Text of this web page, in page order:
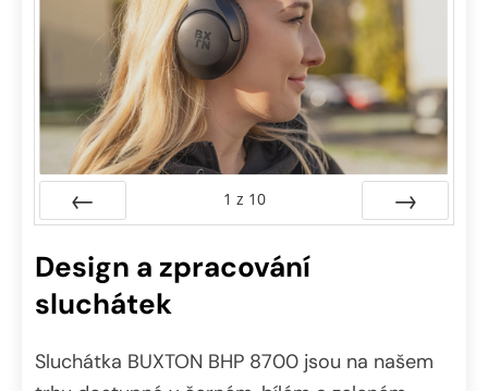
1 z 10
Design a zpracování
sluchátek
Sluchátka BUXTON BHP 8700 jsou na našem